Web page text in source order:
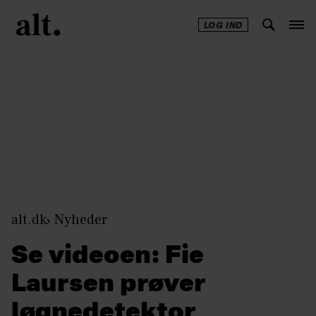
LOG IND
alt.dk Nyheder
Se videoen: Fie
Laursen prøver